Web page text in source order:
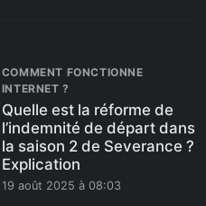
COMMENT FONCTIONNE
INTERNET ?
Quelle est la réforme de
l’indemnité de départ dans
la saison 2 de Severance ?
Explication
19 août 2025 à 08:03